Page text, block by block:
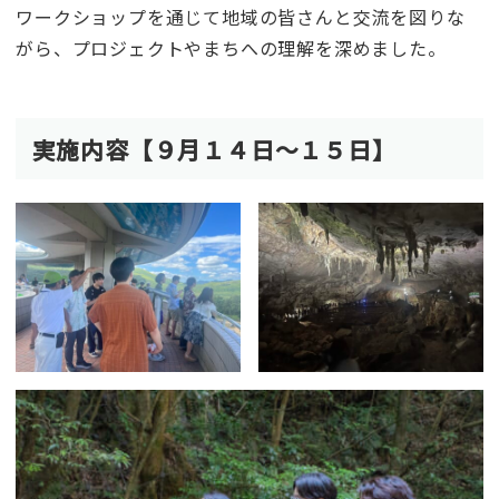
ワークショップを通じて地域の皆さんと交流を図りな
がら、プロジェクトやまちへの理解を深めました。
実施内容【９月１４日〜１５日】